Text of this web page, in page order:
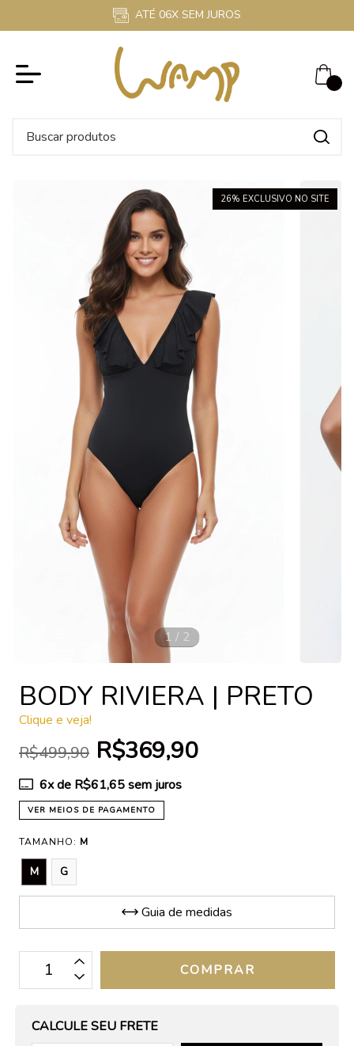
ATÉ 06X SEM JUROS
26% EXCLUSIVO NO SITE
1 / 2
BODY RIVIERA | PRETO
Clique e veja!
R$499,90 R$369,90
6x de R$61,65sem juros
VER MEIOS DE PAGAMENTO
TAMANHO: M
M G
Guia de medidas
OPÇÕES DE FRETE
CALCULE SEU FRETE